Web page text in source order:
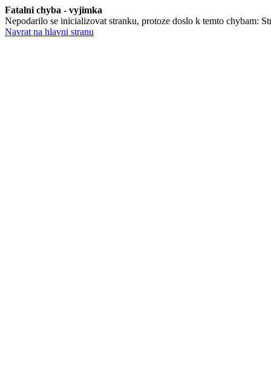
Fatalni chyba - vyjimka
Nepodarilo se inicializovat stranku, protoze doslo k temto chybam:
Navrat na hlavni stranu